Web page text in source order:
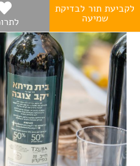
לקביעת תור לבדיקת
שמיעה